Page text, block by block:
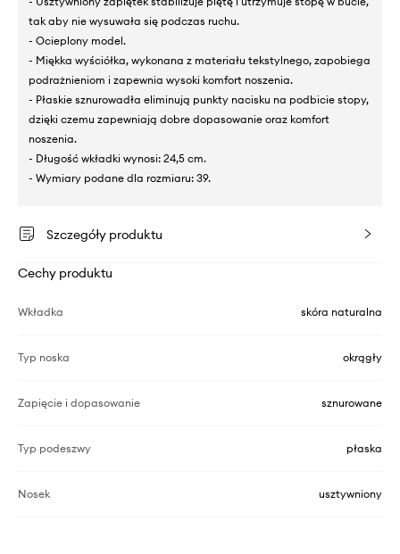
tak aby nie wysuwała się podczas ruchu.
- Ocieplony model.
- Miękka wyściółka, wykonana z materiału tekstylnego, zapobiega
podrażnieniom i zapewnia wysoki komfort noszenia.
- Płaskie sznurowadła eliminują punkty nacisku na podbicie stopy,
dzięki czemu zapewniają dobre dopasowanie oraz komfort
noszenia.
- Długość wkładki wynosi: 24,5 cm.
- Wymiary podane dla rozmiaru: 39.
Szczegóły produktu
Cechy produktu
Wkładka skóra naturalna
Typ noska okrągły
Zapięcie i dopasowanie sznurowane
Typ podeszwy płaska
Nosek usztywniony